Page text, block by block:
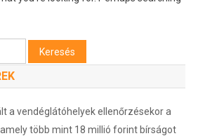
a vendéglátóhelyek ellenőrzésekor a
több mint 18 millió forint bírságot